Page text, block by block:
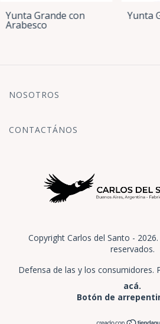
Yunta Grande con
Arabesco
Yunta
NOSOTROS
CONTACTÁNOS
Copyright Carlos del Santo -
reservados.
Defensa de las y los consumidores.
acá.
Botón de